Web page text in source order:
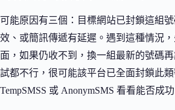
可能原因有三個：目標網站已封鎖這組
效、或簡訊傳遞有延遲。遇到這種情況
面，如果仍收不到，換一組最新的號碼
試都不行，很可能該平台已全面封鎖此
TempSMSS 或 AnonymSMS 看看能否成功